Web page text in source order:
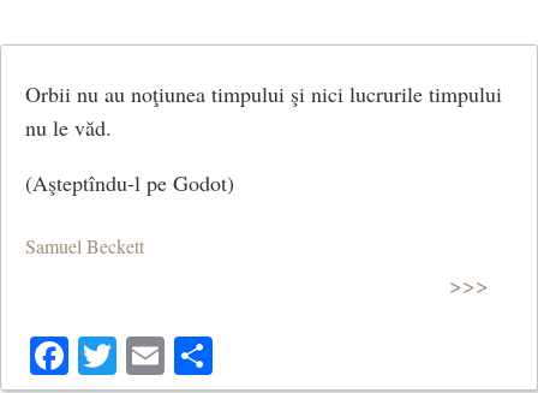
Orbii nu au noţiunea timpului şi nici lucrurile timpului
nu le văd.
(Aşteptîndu-l pe Godot)
Samuel Beckett
>>>
Facebook
Twitter
Email